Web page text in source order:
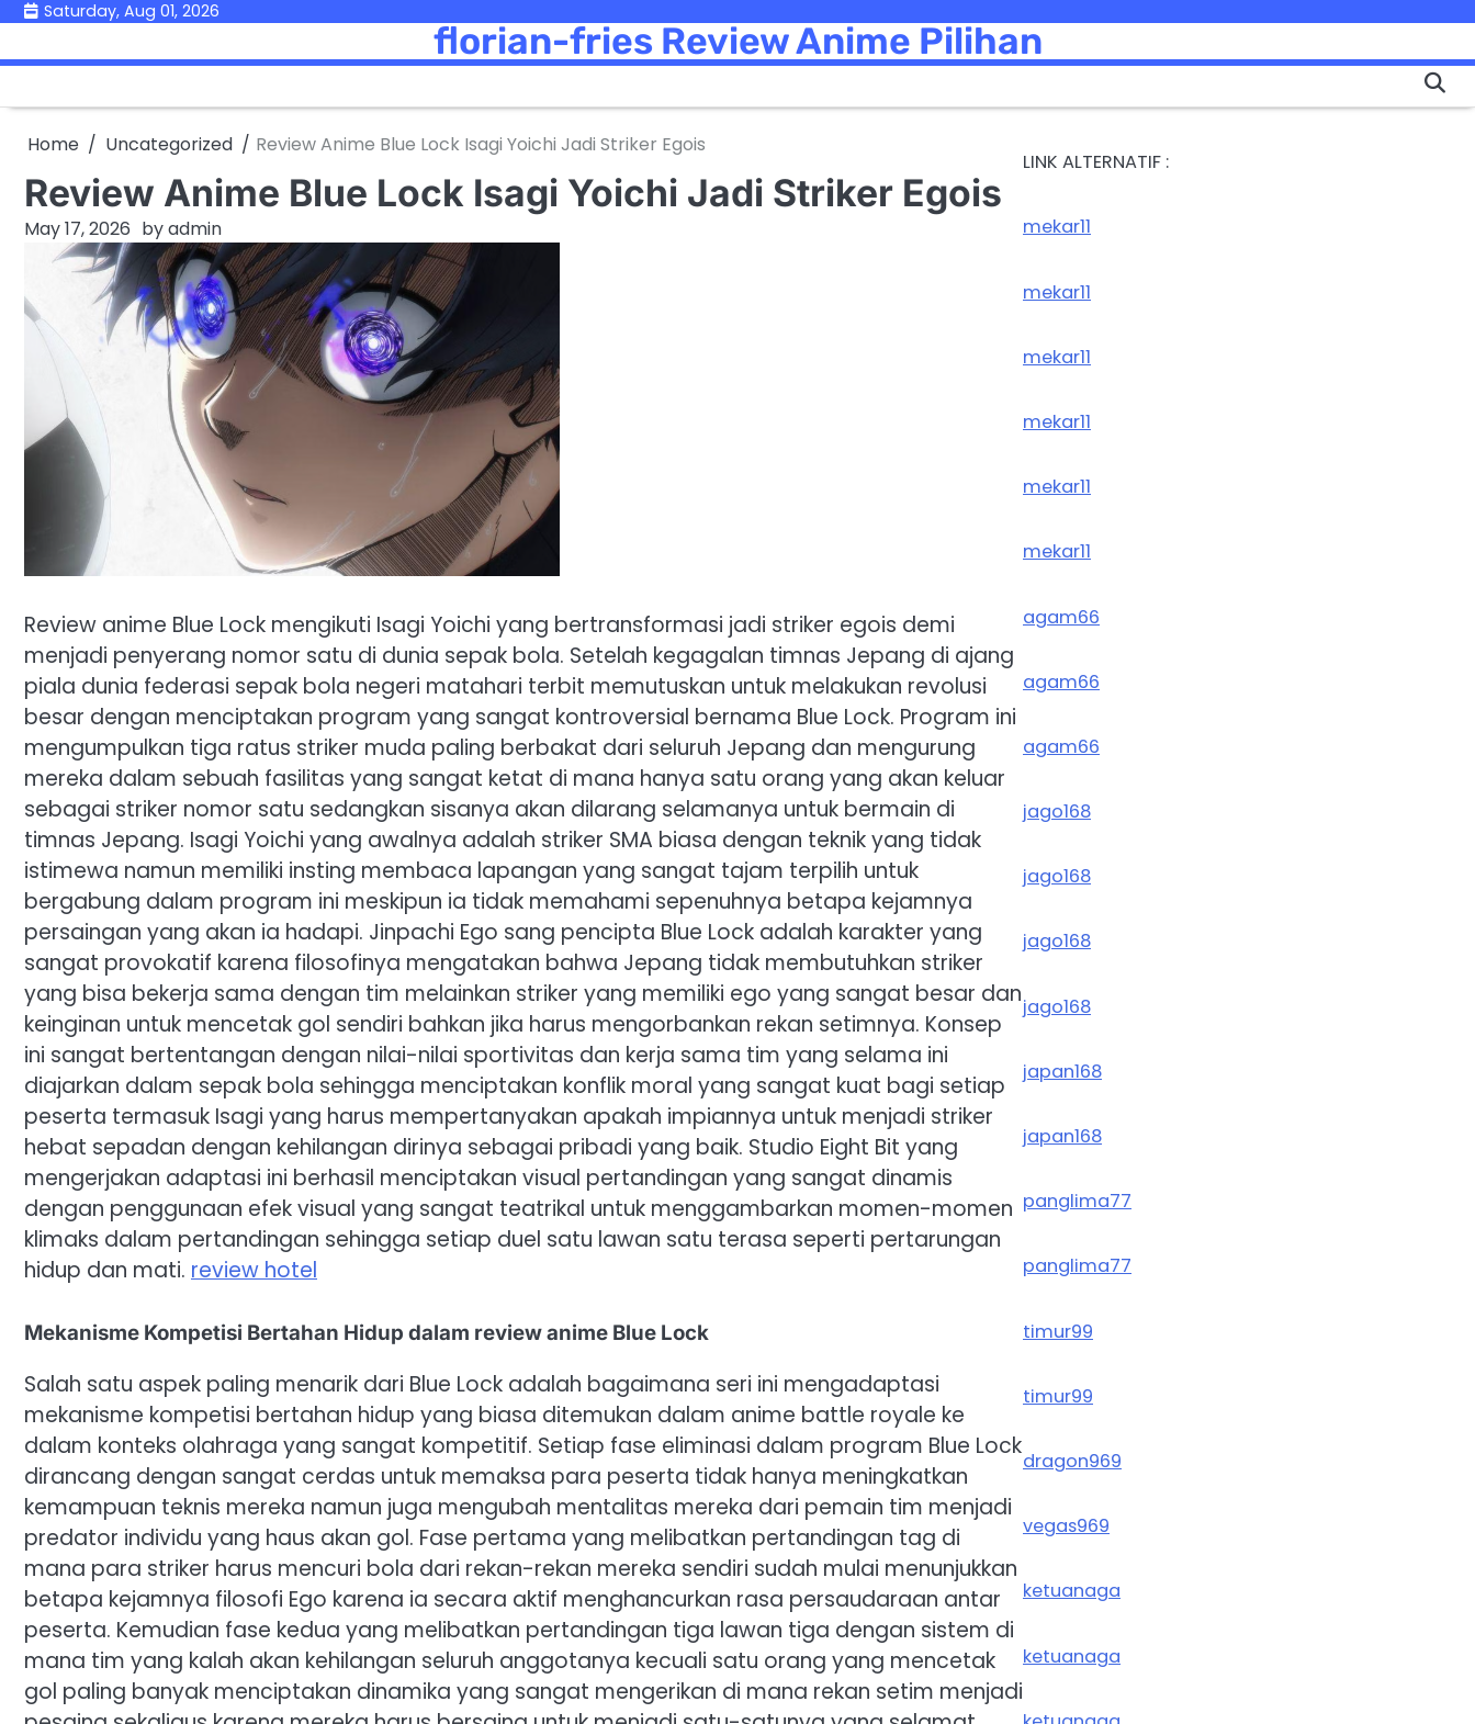
Skip
content
Saturday, Aug 01, 2026
florian-fries Review Anime Pilihan
Home Uncategorized Review Anime Blue Lock Isagi Yoichi Jadi Striker Egois
Review Anime Blue Lock Isagi Yoichi Jadi Striker Egois
May 17, 2026 byadmin
Review anime Blue Lock mengikuti Isagi Yoichi yang bertransformasi jadi striker egois demi
menjadi penyerang nomor satu di dunia sepak bola. Setelah kegagalan timnas Jepang di ajang
piala dunia federasi sepak bola negeri matahari terbit memutuskan untuk melakukan revolusi
besar dengan menciptakan program yang sangat kontroversial bernama Blue Lock. Program ini
mengumpulkan tiga ratus striker muda paling berbakat dari seluruh Jepang dan mengurung
mereka dalam sebuah fasilitas yang sangat ketat di mana hanya satu orang yang akan keluar
sebagai striker nomor satu sedangkan sisanya akan dilarang selamanya untuk bermain di
timnas Jepang. Isagi Yoichi yang awalnya adalah striker SMA biasa dengan teknik yang tidak
istimewa namun memiliki insting membaca lapangan yang sangat tajam terpilih untuk
bergabung dalam program ini meskipun ia tidak memahami sepenuhnya betapa kejamnya
persaingan yang akan ia hadapi. Jinpachi Ego sang pencipta Blue Lock adalah karakter yang
sangat provokatif karena filosofinya mengatakan bahwa Jepang tidak membutuhkan striker
yang bisa bekerja sama dengan tim melainkan striker yang memiliki ego yang sangat besar dan
keinginan untuk mencetak gol sendiri bahkan jika harus mengorbankan rekan setimnya. Konsep
ini sangat bertentangan dengan nilai-nilai sportivitas dan kerja sama tim yang selama ini
diajarkan dalam sepak bola sehingga menciptakan konflik moral yang sangat kuat bagi setiap
peserta termasuk Isagi yang harus mempertanyakan apakah impiannya untuk menjadi striker
hebat sepadan dengan kehilangan dirinya sebagai pribadi yang baik. Studio Eight Bit yang
mengerjakan adaptasi ini berhasil menciptakan visual pertandingan yang sangat dinamis
dengan penggunaan efek visual yang sangat teatrikal untuk menggambarkan momen-momen
klimaks dalam pertandingan sehingga setiap duel satu lawan satu terasa seperti pertarungan
hidup dan mati. review hotel
Mekanisme Kompetisi Bertahan Hidup dalam review anime Blue Lock
Salah satu aspek paling menarik dari Blue Lock adalah bagaimana seri ini mengadaptasi
mekanisme kompetisi bertahan hidup yang biasa ditemukan dalam anime battle royale ke
dalam konteks olahraga yang sangat kompetitif. Setiap fase eliminasi dalam program Blue Lock
dirancang dengan sangat cerdas untuk memaksa para peserta tidak hanya meningkatkan
kemampuan teknis mereka namun juga mengubah mentalitas mereka dari pemain tim menjadi
predator individu yang haus akan gol. Fase pertama yang melibatkan pertandingan tag di
mana para striker harus mencuri bola dari rekan-rekan mereka sendiri sudah mulai menunjukkan
betapa kejamnya filosofi Ego karena ia secara aktif menghancurkan rasa persaudaraan antar
peserta. Kemudian fase kedua yang melibatkan pertandingan tiga lawan tiga dengan sistem di
mana tim yang kalah akan kehilangan seluruh anggotanya kecuali satu orang yang mencetak
gol paling banyak menciptakan dinamika yang sangat mengerikan di mana rekan setim menjadi
LINK ALTERNATIF :
mekar11
mekar11
mekar11
mekar11
mekar11
mekar11
agam66
agam66
agam66
jago168
jago168
jago168
jago168
japan168
japan168
panglima77
panglima77
timur99
timur99
dragon969
vegas969
ketuanaga
ketuanaga